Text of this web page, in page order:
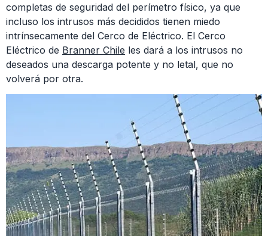
completas de seguridad del perímetro físico, ya que
incluso los intrusos más decididos tienen miedo
intrínsecamente del Cerco de Eléctrico. El Cerco
Eléctrico de Branner Chile les dará a los intrusos no
deseados una descarga potente y no letal, que no
volverá por otra.